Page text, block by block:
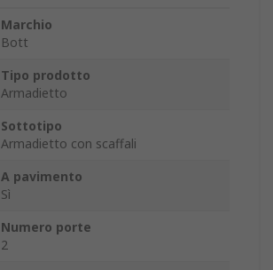
Marchio
Bott
Tipo prodotto
Armadietto
Sottotipo
Armadietto con scaffali
A pavimento
Sì
Numero porte
2